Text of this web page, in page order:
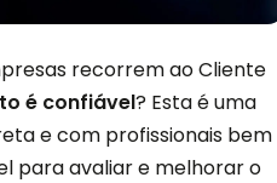
recorrem ao Cliente
é confiável? Esta é uma
e com profissionais bem
para avaliar e melhorar o